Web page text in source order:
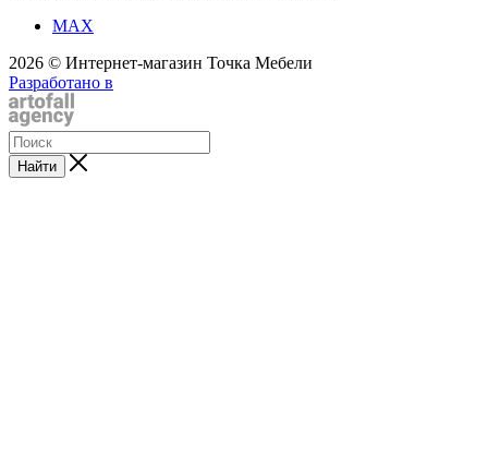
MAX
2026 © Интернет-магазин Точка Мебели
Разработано в
Найти